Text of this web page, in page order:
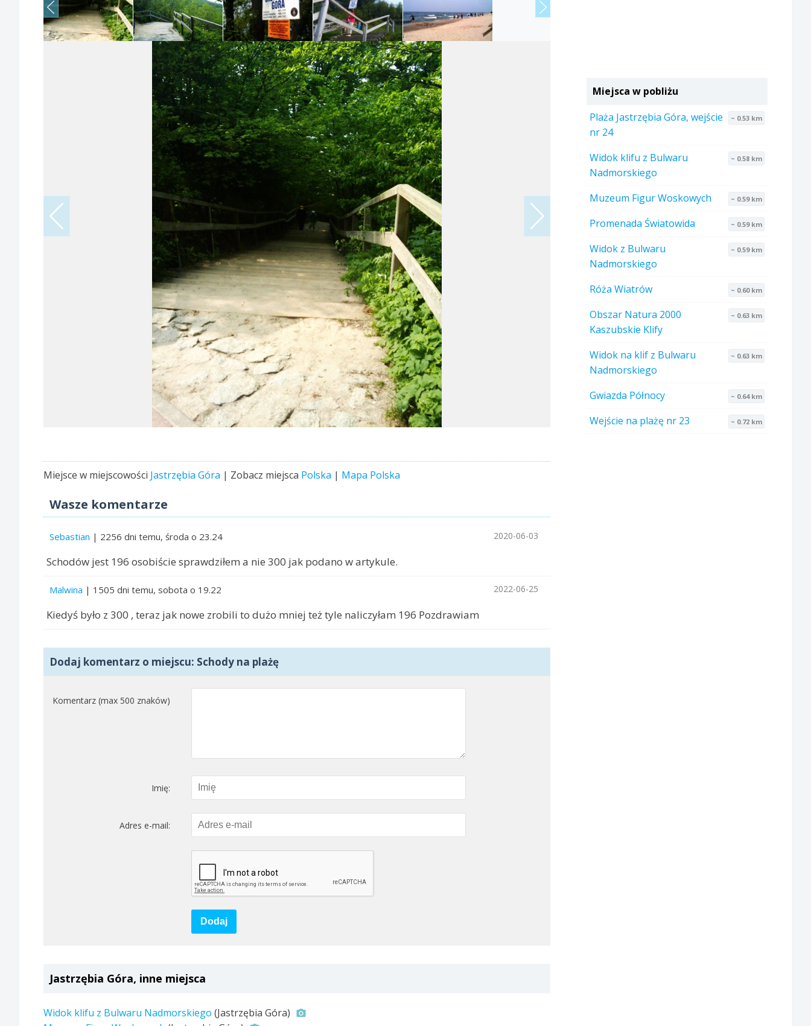
Miejsce w miejscowości Jastrzębia Góra | Zobacz miejsca Polska | Mapa Polska
Wasze komentarze
Sebastian | 2256 dni temu, środa o 23.24 2020-06-03
Schodów jest 196 osobiście sprawdziłem a nie 300 jak podano w artykule.
Malwina | 1505 dni temu, sobota o 19.22 2022-06-25
Kiedyś było z 300 , teraz jak nowe zrobili to dużo mniej też tyle naliczyłam 196 Pozdrawiam
Dodaj komentarz o miejscu: Schody na plażę
Komentarz (max 500 znaków)
Imię:
Adres e-mail:
Dodaj
Jastrzębia Góra, inne miejsca
Widok klifu z Bulwaru Nadmorskiego (Jastrzębia Góra)
Miejsca w pobliżu
Plaża Jastrzębia Góra, wejście
nr 24
~ 0.53 km
Widok klifu z Bulwaru
Nadmorskiego
~ 0.58 km
Muzeum Figur Woskowych ~ 0.59 km
Promenada Światowida ~ 0.59 km
Widok z Bulwaru
Nadmorskiego
~ 0.59 km
Róża Wiatrów ~ 0.60 km
Obszar Natura 2000
Kaszubskie Klify
~ 0.63 km
Widok na klif z Bulwaru
Nadmorskiego
~ 0.63 km
Gwiazda Północy ~ 0.64 km
Wejście na plażę nr 23 ~ 0.72 km